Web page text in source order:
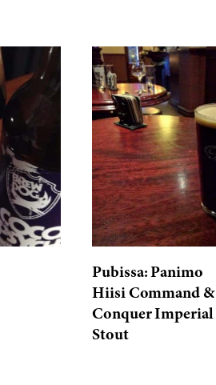
Pubissa: Panimo
Hiisi Command &
Conquer Imperial
Stout